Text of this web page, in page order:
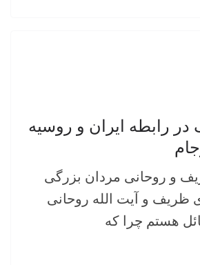
در رابطه ایران و روسیه
23ظریف و روحانی مردان بزرگی
ظریف و آیت الله روحانی
هستم چرا که